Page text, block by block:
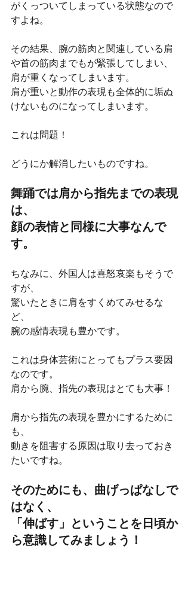
がくっついてしまっている状態なので
すよね。
その結果、腕の筋肉と関連している肩
や首の筋肉までもが緊張してしまい、
肩が重くなってしまいます。
肩が重いと動作の表現も全体的に垢ぬ
けないものになってしまいます。
これは問題！
どうにか解消したいものですね。
舞踊では肩から指先までの表現
は、
顔の表情と同様に大事なんで
す。
ちなみに、外国人は喜怒哀楽もそうで
すが、
驚いたときに肩をすくめてみせるな
ど、
腕の感情表現も豊かです。
これは身体芸術にとってもプラス要因
なのです。
肩から腕、指先の表現はとても大事！
肩から指先の表現を豊かにするために
も、
動きを阻害する原因は取り去っておき
たいですね。
そのためにも、曲げっぱなしで
はなく、
「伸ばす」ということを日頃か
ら意識してみましょう！